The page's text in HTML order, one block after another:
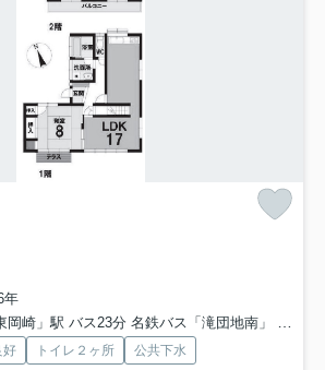
年
」駅 バス23分 名鉄バス「滝団地南」 停歩3分
好 トイレ２ヶ所 公共下水